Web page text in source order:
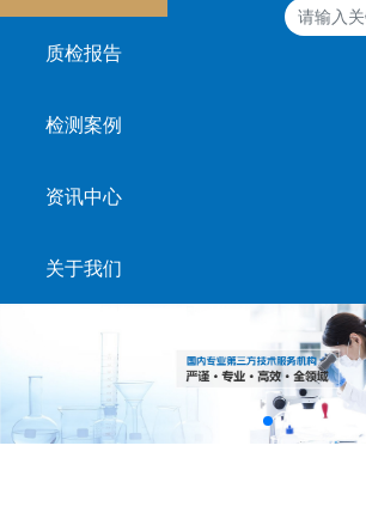
质检报告
检测案例
资讯中心
关于我们